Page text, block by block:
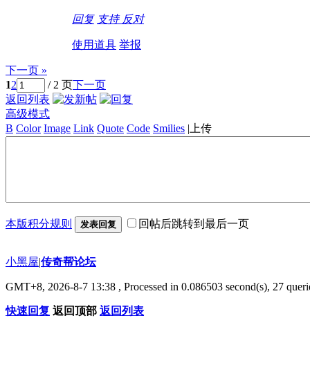
回复 支持 反对
使用道具 举报
下一页 »
12 / 2 页下一页
返回列表
高级模式
B Color Image Link Quote Code Smilies | 上传
本版积分规则 发表回复 回帖后跳转到最后一页
小黑屋|传奇帮论坛
GMT+8, 2026-8-7 13:38 , Processed in 0.086503 second(s), 27
快速回复 返回顶部 返回列表